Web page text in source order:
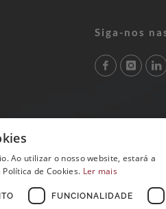
Siga-nos
Ao utilizar o nosso website, estará a
de Cookies. Ler mais
FUNCIONALIDADE